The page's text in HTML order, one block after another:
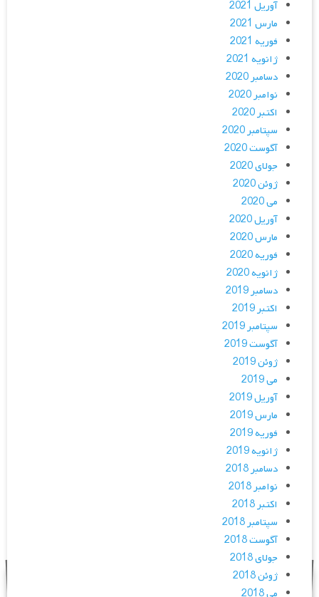
آوریل 2021
مارس 2021
فوریه 2021
ژانویه 2021
دسامبر 2020
نوامبر 2020
اکتبر 2020
سپتامبر 2020
آگوست 2020
جولای 2020
ژوئن 2020
می 2020
آوریل 2020
مارس 2020
فوریه 2020
ژانویه 2020
دسامبر 2019
اکتبر 2019
سپتامبر 2019
آگوست 2019
ژوئن 2019
می 2019
آوریل 2019
مارس 2019
فوریه 2019
ژانویه 2019
دسامبر 2018
نوامبر 2018
اکتبر 2018
سپتامبر 2018
آگوست 2018
جولای 2018
ژوئن 2018
می 2018